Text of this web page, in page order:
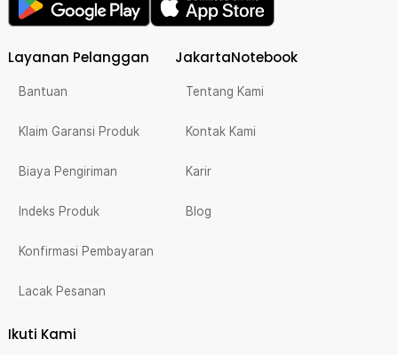
Layanan Pelanggan
Bantuan
Klaim Garansi Produk
Biaya Pengiriman
Indeks Produk
Konfirmasi Pembayaran
Lacak Pesanan
JakartaNotebook
Tentang Kami
Kontak Kami
Karir
Blog
Ikuti Kami